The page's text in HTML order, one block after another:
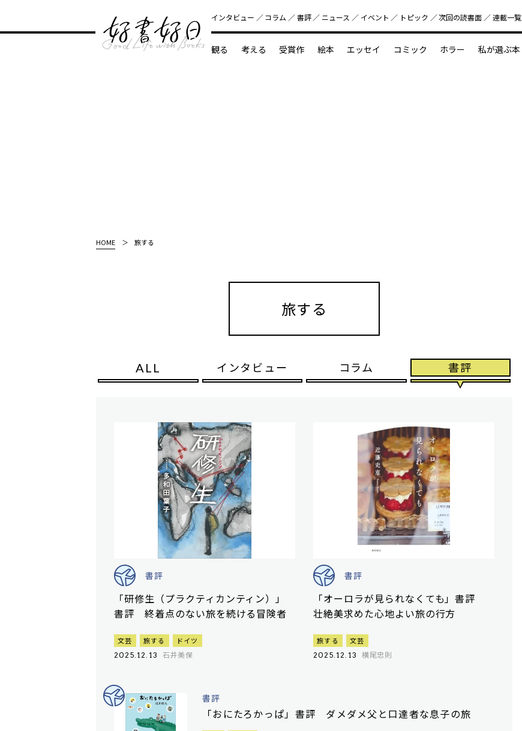
好書好日
インタビュー コラム 書評 ニュース イベント トピック 次回の読書⾯ 連載一覧
観る 考える 受賞作 絵本 エッセイ コミック ホラー 私が選ぶ本
HOME 旅する
旅する
ALL インタビュー コラム 書評
書評
「研修生（プラクティカンティン）」
書評 終着点のない旅を続ける冒険者
文芸 旅する ドイツ
2025.12.13 石井美保
書評
「オーロラが見られなくても」書評
壮絶美求めた心地よい旅の行方
旅する 文芸
2025.12.13 横尾忠則
書評
「おにたろかっぱ」書評 ダメダメ父と口達者な息子の旅